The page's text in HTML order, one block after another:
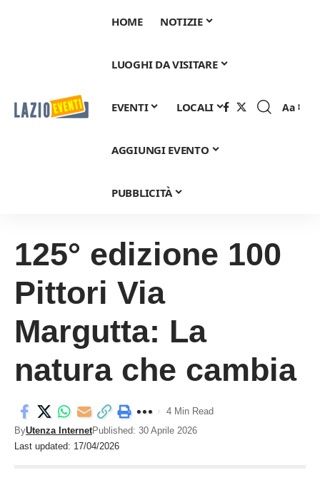
HOME NOTIZIE
LUOGHI DA VISITARE
EVENTI LOCALI
AGGIUNGI EVENTO
PUBBLICITÀ
Font
Aa
125° edizione 100
Pittori Via
Margutta: La
natura che cambia
Last updated: 17/04/2026
ByUtenza InternetPublished: 30 Aprile 2026
4 Min Read